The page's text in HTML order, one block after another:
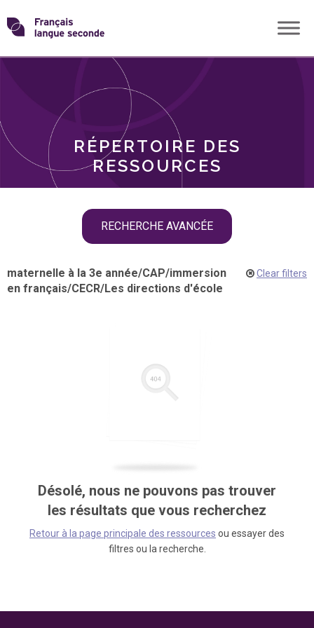
Skip
toTransformons
langue
RÉPERTOIRE DES
RESSOURCES
RECHERCHE AVANCÉE
THÈMES
maternelle à la 3e année/CAP/immersion
en français/CECR/Les directions d'école
Clear filters
Désolé, nous ne pouvons pas trouver
les résultats que vous recherchez
Retour à la page principale des ressources ou essayer des
filtres ou la recherche.